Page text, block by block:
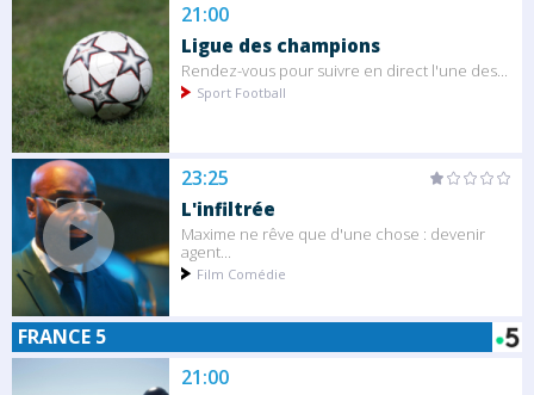
21:00
Ligue des champions
Rendez-vous pour suivre en direct l'une des...
Sport Football
23:25
L'infiltrée
Maxime ne rêve que d'une chose : devenir
agent...
Film Comédie
FRANCE 5
21:00